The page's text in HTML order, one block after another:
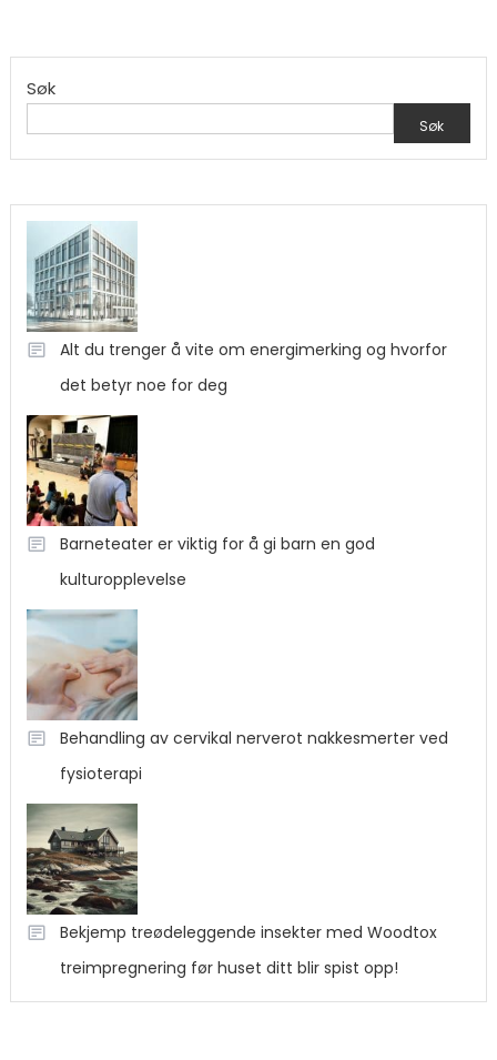
Søk
Søk
Alt du trenger å vite om energimerking og hvorfor
det betyr noe for deg
Barneteater er viktig for å gi barn en god
kulturopplevelse
Behandling av cervikal nerverot nakkesmerter ved
fysioterapi
Bekjemp treødeleggende insekter med Woodtox
treimpregnering før huset ditt blir spist opp!